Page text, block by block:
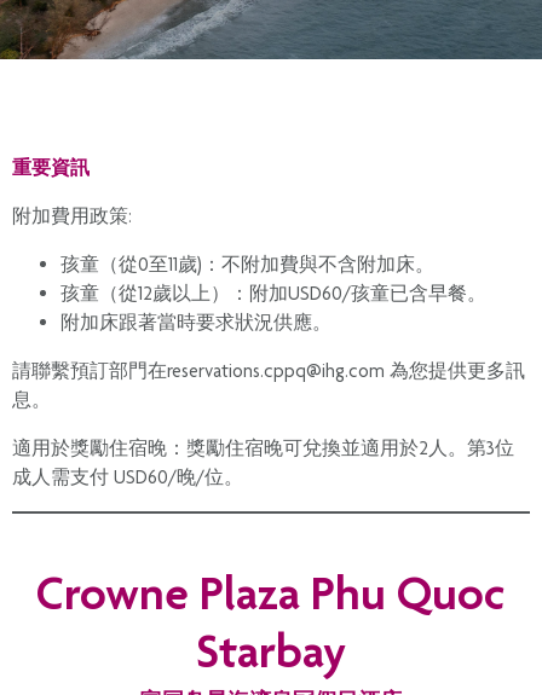
重要資訊
附加費用政策:
孩童（從0至11歲)：不附加費與不含附加床。
孩童（從12歲以上）：附加USD60/孩童已含早餐。
附加床跟著當時要求狀況供應。
請聯繫預訂部門在reservations.cppq@ihg.com 為您提供更多訊
息。
適用於獎勵住宿晚：獎勵住宿晚可兌換並適用於2人。第3位
成人需支付 USD60/晚/位。
为确保所有宾客的安全与隐私，度假村范围内禁止使用飞行
摄像设备、无人机及任何航拍设备。敬请您的理解与配合。
任何未经授权的影像可能会被删除，严重违规行为将移交相
关部门处理。感谢您协助我们共同维护一个安全、宁静的度
Crowne Plaza Phu Quoc
Starbay